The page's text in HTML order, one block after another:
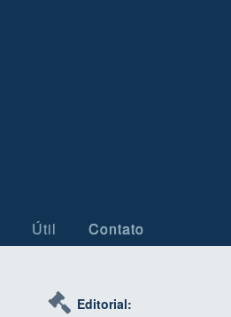
Útil Contato
Editorial: